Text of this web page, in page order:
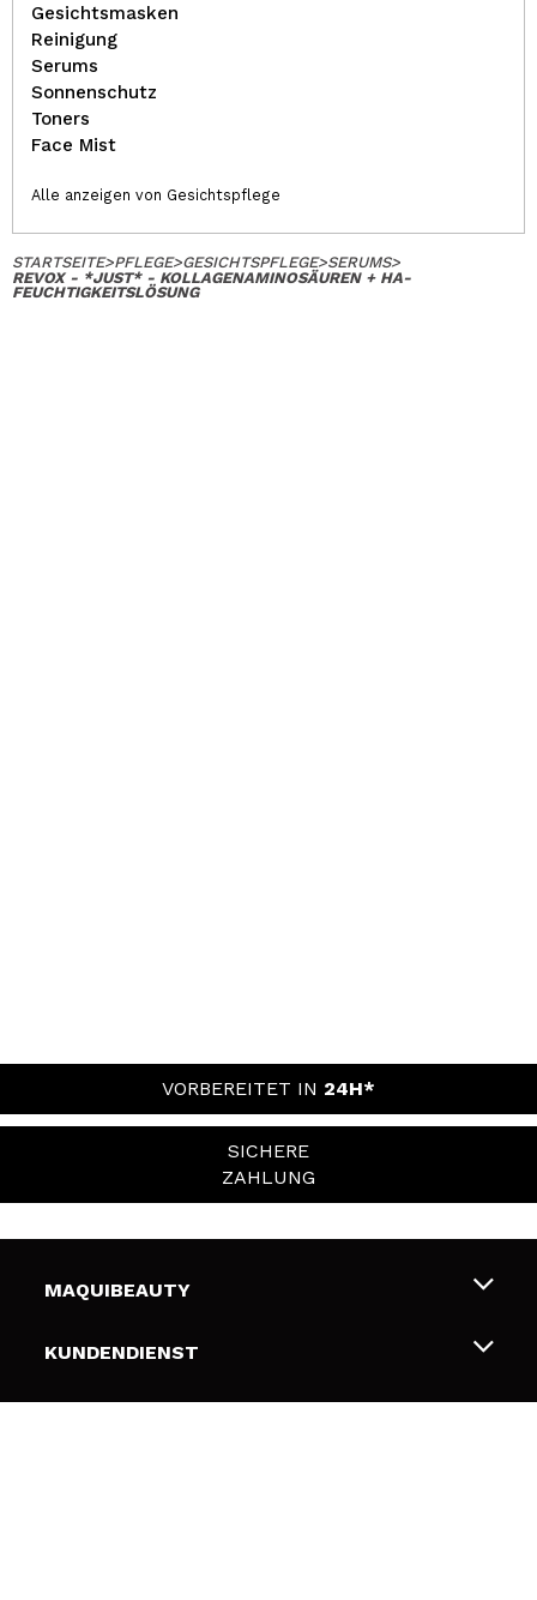
Gesichtsmasken
Reinigung
Serums
Sonnenschutz
Toners
Face Mist
Alle anzeigen von Gesichtspflege
STARTSEITE>PFLEGE>GESICHTSPFLEGE>SERUMS>
REVOX - *JUST* - KOLLAGENAMINOSÄUREN + HA-
FEUCHTIGKEITSLÖSUNG
VORBEREITET IN 24H*
SICHERE
ZAHLUNG
MAQUIBEAUTY
Über uns
KUNDENDIENST
Liefer- und Versandkosten